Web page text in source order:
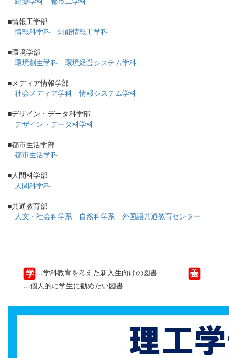
■情報工学部
情報科学科
知能情報工学科
■環境学部
環境創生学科
環境経営システム学科
■メディア情報学部
社会メディア学科
情報システム学科
■デザイン・データ科学部
デザイン・データ科学科
■都市生活学部
都市生活学科
■人間科学部
人間科学科
■共通教育部
人文・社会科学系
自然科学系 外国語共通教育センター
…学科教育を考えた新入生向けの図書
…個人的に学生に勧めたい図書